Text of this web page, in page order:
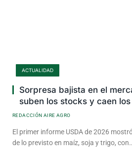
ACTUALIDAD
Sorpresa bajista en el
suben los stocks y caen
REDACCIÓN AIRE AGRO
El primer informe USDA de 2026
de lo previsto en maíz, soja y trigo,